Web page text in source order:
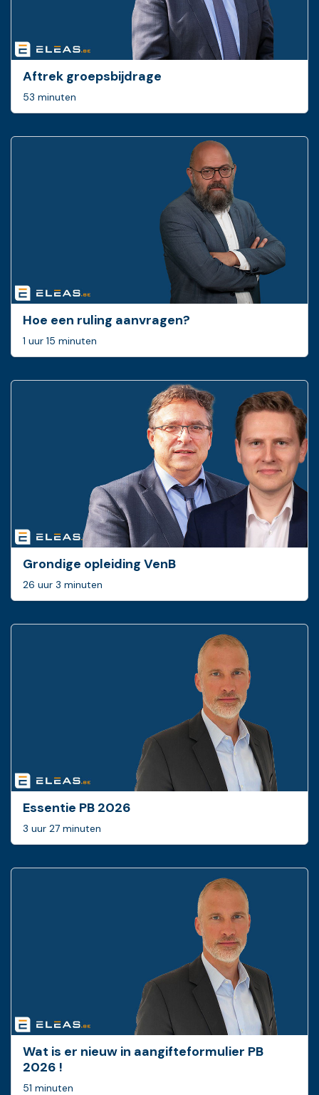
Aftrek groepsbijdrage
53 minuten
Hoe een ruling ­aanvragen?
1 uur 15 minuten
Grondige opleiding VenB
26 uur 3 minuten
Essentie PB 2026
3 uur 27 minuten
Wat is er nieuw in ­aangifteformulier PB
2026 !
51 minuten